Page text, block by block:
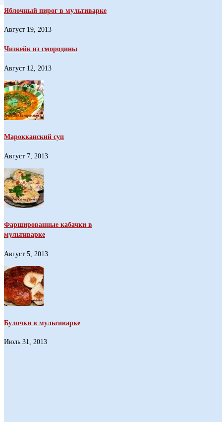
Яблочный пирог в мультиварке
Август 19, 2013
Чизкейк из смородины
Август 12, 2013
Марокканский суп
Август 7, 2013
Фаршированные кабачки в
мультиварке
Август 5, 2013
Булочки в мультиварке
Июль 31, 2013